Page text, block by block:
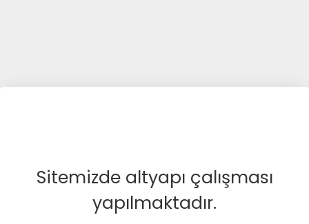
Sitemizde altyapı çalışması
yapılmaktadır.